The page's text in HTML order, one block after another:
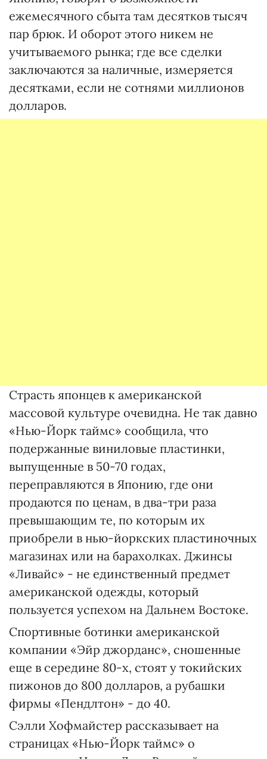
ежемесячного сбыта там десятков тысяч
пар брюк. И оборот этого никем не
учитываемого рынка; где все сделки
заключаются за наличные, измеряется
десятками, если не сотнями миллионов
долларов.
Страсть японцев к американской
массовой культуре очевидна. Не так давно
«Нью-Йорк таймс» сообщила, что
подержанные виниловые пластинки,
выпущенные в 50-70 годах,
переправляются в Японию, где они
продаются по ценам, в два-три раза
превышающим те, по которым их
приобрели в нью-йоркских пластиночных
магазинах или на барахолках. Джинсы
«Ливайс» - не единственный предмет
американской одежды, который
пользуется успехом на Дальнем Востоке.
Спортивные ботинки американской
компании «Эйр джорданс», сношенные
еще в середине 80-х, стоят у токийских
пижонов до 800 долларов, а рубашки
фирмы «Пендлтон» - до 40.
Сэлли Хофмайстер рассказывает на
страницах «Нью-Йорк таймс» о